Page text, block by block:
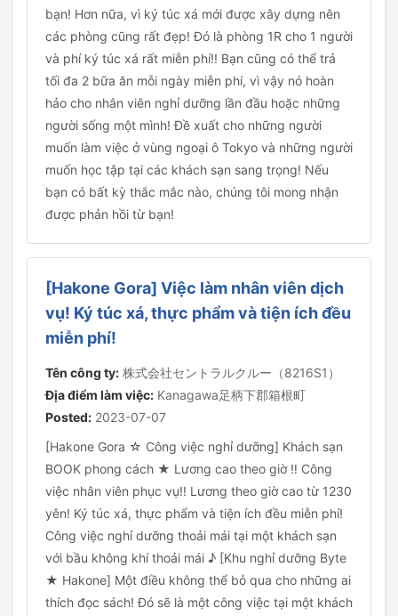
bạn! Hơn nữa, vì ký túc xá mới được xây dựng nên
các phòng cũng rất đẹp! Đó là phòng 1R cho 1 người
và phí ký túc xá rất miễn phí!! Bạn cũng có thể trả
tối đa 2 bữa ăn mỗi ngày miễn phí, vì vậy nó hoàn
hảo cho nhân viên nghỉ dưỡng lần đầu hoặc những
người sống một mình! Đề xuất cho những người
muốn làm việc ở vùng ngoại ô Tokyo và những người
muốn học tập tại các khách sạn sang trọng! Nếu
bạn có bất kỳ thắc mắc nào, chúng tôi mong nhận
được phản hồi từ bạn!
[Hakone Gora] Việc làm nhân viên dịch
vụ! Ký túc xá, thực phẩm và tiện ích đều
miễn phí!
Tên công ty: 株式会社セントラルクルー（8216S1）
Địa điểm làm việc: Kanagawa足柄下郡箱根町
Posted: 2023-07-07
[Hakone Gora ☆ Công việc nghỉ dưỡng] Khách sạn
BOOK phong cách ★ Lương cao theo giờ ‼ Công
việc nhân viên phục vụ!! Lương theo giờ cao từ 1230
yên! Ký túc xá, thực phẩm và tiện ích đều miễn phí!
Công việc nghỉ dưỡng thoải mái tại một khách sạn
với bầu không khí thoải mái ♪ [Khu nghỉ dưỡng Byte
★ Hakone] Một điều không thể bỏ qua cho những ai
thích đọc sách! Đó sẽ là một công việc tại một khách